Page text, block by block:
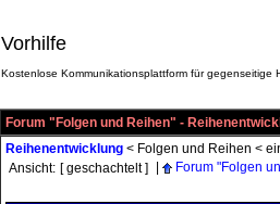
Vorhilfe
Kostenlose Kommunikationsplattform für gegenseitige
Forum "Folgen und Reihen" -
Reihenentwicklung < Folgen und Reihen <
Ansicht: [ geschachtelt ] Forum "Folgen